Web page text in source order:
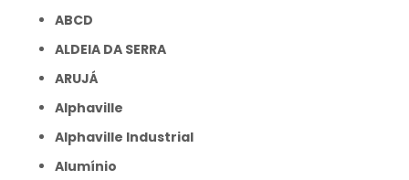
ABCD
ALDEIA DA SERRA
ARUJÁ
Alphaville
Alphaville Industrial
Alumínio